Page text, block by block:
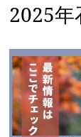
2025年